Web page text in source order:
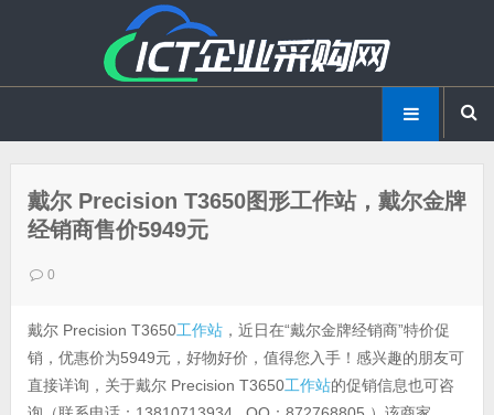
戴尔 Precision T3650图形工作站，戴尔金牌
经销商售价5949元
0
戴尔 Precision T3650工作站，近日在“戴尔金牌经销商”特价促
销，优惠价为5949元，好物好价，值得您入手！感兴趣的朋友可
直接详询，关于戴尔 Precision T3650工作站的促销信息也可咨